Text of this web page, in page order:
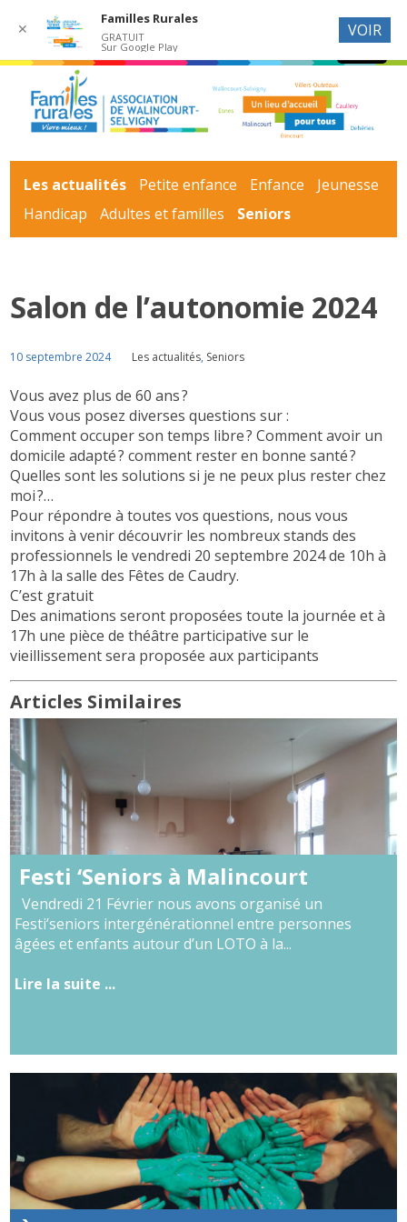
Les actualités Petite enfance Enfance
Jeunesse
Handicap
Adultes et familles Seniors
Salon de l’autonomie 2024
10 septembre 2024 Les actualités, Seniors
Vous avez plus de 60 ans ?
Vous vous posez diverses questions sur :
Comment occuper son temps libre ? Comment avoir un
domicile adapté ? comment rester en bonne santé ?
Quelles sont les solutions si je ne peux plus rester chez
moi ?…
Pour répondre à toutes vos questions, nous vous
invitons à venir découvrir les nombreux stands des
professionnels le vendredi 20 septembre 2024 de 10h à
17h à la salle des Fêtes de Caudry.
C’est gratuit
Des animations seront proposées toute la journée et à
17h une pièce de théâtre participative sur le
vieillissement sera proposée aux participants
Articles Similaires
Festi ‘Seniors à Malincourt
Vendredi 21 Février nous avons organisé un
Festi’seniors intergénérationnel entre personnes
âgées et enfants autour d’un LOTO à la...
Lire la suite ...
✕
Familles Rurales
GRATUIT
Sur Google Play
VOIR